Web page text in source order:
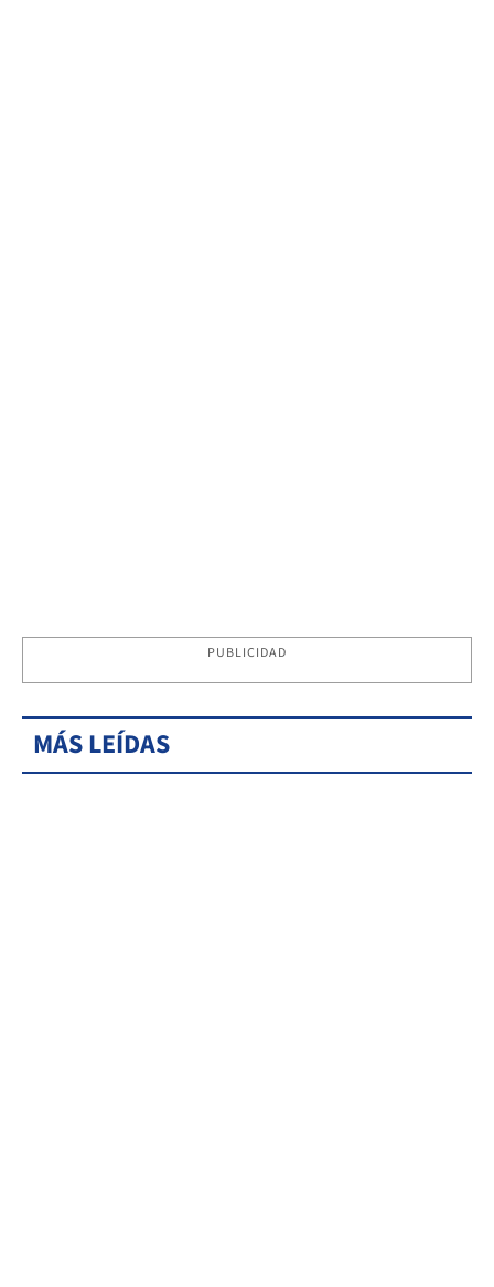
PUBLICIDAD
MÁS LEÍDAS